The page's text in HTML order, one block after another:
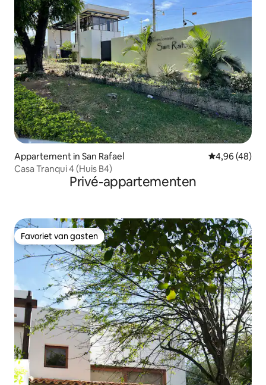
Appartement in San Rafael Gemiddelde
4,96 (48)
Casa Tranqui 4 (Huis B4)
Privé-appartementen
Favoriet van gasten
Favoriet van gasten